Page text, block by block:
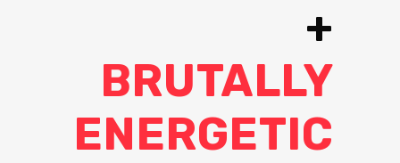
+
BRUTALLY
ENERGETIC